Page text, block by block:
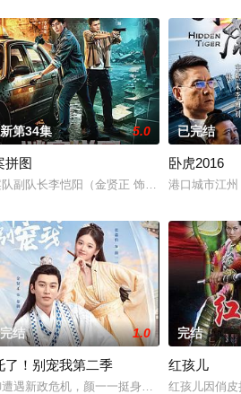
晖,王仁君,杨明娜,寇振海,王琳,张雅萌,徐幸,
第34集 5.0
拼图
副队长李恺阳（金贤正 饰）联手冤家徒弟
已完结
卧虎2016
港口城市江
芳
结 1.0
了！别宠我第二季
遇新政危机，颜一一挺身而出，挫败了太后
完结
红孩儿
红孩儿因俏